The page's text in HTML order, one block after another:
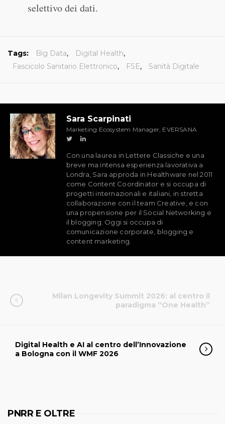
selettivo dei dati.
Tags: Big Data, Digital Health,
Fascicolo Sanitario Elettronico, FSE, Sanità Digitale
Sara Scarpinati
Marketing Ecosystem Manager, EVERSANA
Con una laurea in Lettere Classiche e una
breve ma intensa esperienza lavorativa a
Londra, Sara approda in Healthware nel 2011
come Content Coordinator e si occupa di
progetti internazionali e italiani, in stretta
collaborazione con il team Creative, e con
una propensione per il Social Networking e
il blogging. Oggi si occupa di
comunicazione corporate, blogging e
content marketing.
Milan Longevity Summit 2026: al centro il
paradigma “One Health”
Digital Health e AI al centro dell’Innovazione
a Bologna con il WMF 2026
PNRR E OLTRE